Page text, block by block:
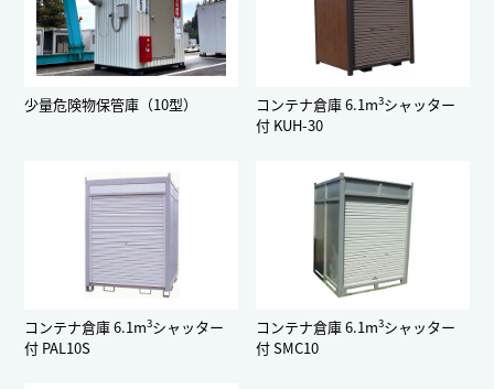
少量危険物保管庫（10型） コンテナ倉庫 6.1m3シャッター
付 KUH-30
コンテナ倉庫 6.1m3シャッター
付 PAL10S
コンテナ倉庫 6.1m3シャッター
付 SMC10